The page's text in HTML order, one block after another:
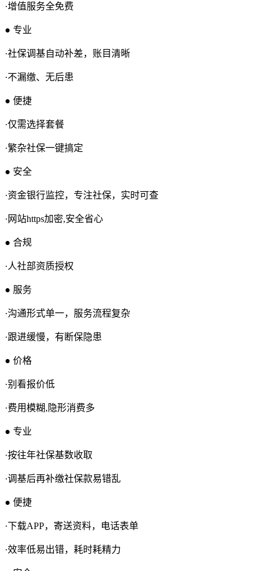
·增值服务全免费
● 专业
·社保调基自动补差，账目清晰
·不漏缴、无后患
● 便捷
·仅需选择套餐
·繁杂社保一键搞定
● 安全
·资金银行监控，专注社保，实时可查
·网站https加密,安全省心
● 合规
·人社部资质授权
● 服务
·沟通形式单一，服务流程复杂
·跟进缓慢，有断保隐患
● 价格
·别看报价低
·费用模糊,隐形消费多
● 专业
·按往年社保基数收取
·调基后再补缴社保款易错乱
● 便捷
·下载APP，寄送资料，电话表单
·效率低易出错，耗时耗精力